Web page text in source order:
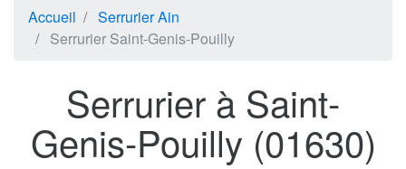
Accueil
Serrurier Ain
Serrurier Saint-Genis-Pouilly
Serrurier à Saint-
Genis-Pouilly (01630)